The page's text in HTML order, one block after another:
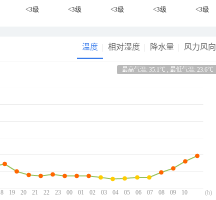
<3级 <3级 <3级 <3级 <3级
温度 相对湿度 降水量 风力风向
最高气温: 35.1℃ , 最低气温: 23.6℃
19 20 21 22 23 00 01 02 03 04 05 06 07 08 09 10 (h)